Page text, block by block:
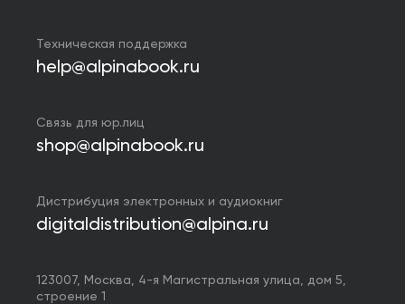
Техническая поддержка
help@alpinabook.ru
Связь для юр.лиц
shop@alpinabook.ru
Дистрибуция электронных и аудиокниг
digitaldistribution@alpina.ru
123007, Москва, 4-я Магистральная улица, дом 5,
строение 1